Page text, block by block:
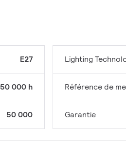
E27
50 000 h
50 000
Lighting
Référence de
Garantie